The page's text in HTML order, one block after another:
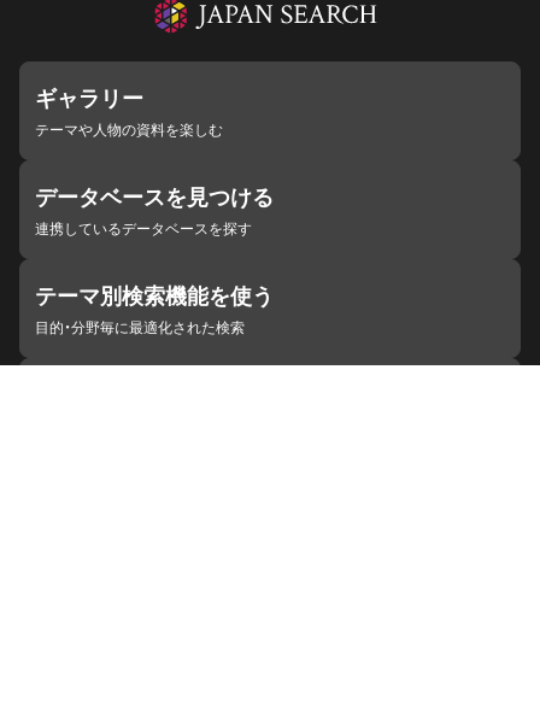
ギャラリー
テーマや人物の資料を楽しむ
データベースを見つける
連携しているデータベースを探す
テーマ別検索機能を使う
目的・分野毎に最適化された検索